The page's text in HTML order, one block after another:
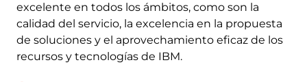
excelente en todos los ámbitos, como son la
calidad del servicio, la excelencia en la propuesta
de soluciones y el aprovechamiento eficaz de los
recursos y tecnologías de IBM.